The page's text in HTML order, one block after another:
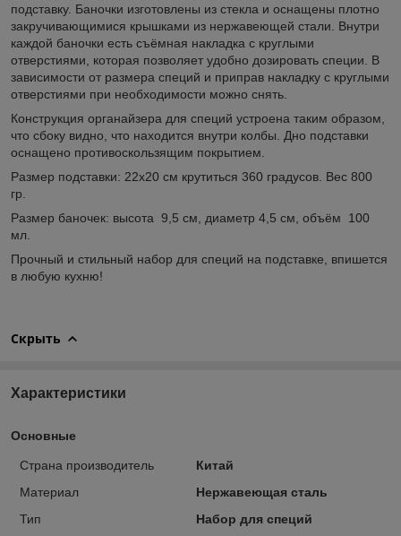
подставку. Баночки изготовлены из стекла и оснащены плотно
закручивающимися крышками из нержавеющей стали. Внутри
каждой баночки есть съёмная накладка с круглыми
отверстиями, которая позволяет удобно дозировать специи. В
зависимости от размера специй и приправ накладку с круглыми
отверстиями при необходимости можно снять.
Конструкция органайзера для специй устроена таким образом,
что сбоку видно, что находится внутри колбы. Дно подставки
оснащено противоскользящим покрытием.
Размер подставки: 22х20 см крутиться 360 градусов. Вес 800
гр.
Размер баночек: высота 9,5 см, диаметр 4,5 см, объём 100
мл.
Прочный и стильный набор для специй на подставке, впишется
в любую кухню!
Скрыть
Характеристики
Основные
Страна производитель
Китай
Материал
Нержавеющая сталь
Тип
Набор для специй